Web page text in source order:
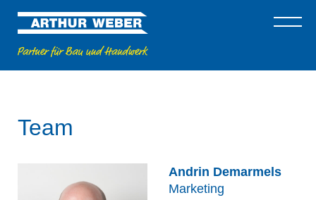
Team
Andrin Demarmels
Marketing